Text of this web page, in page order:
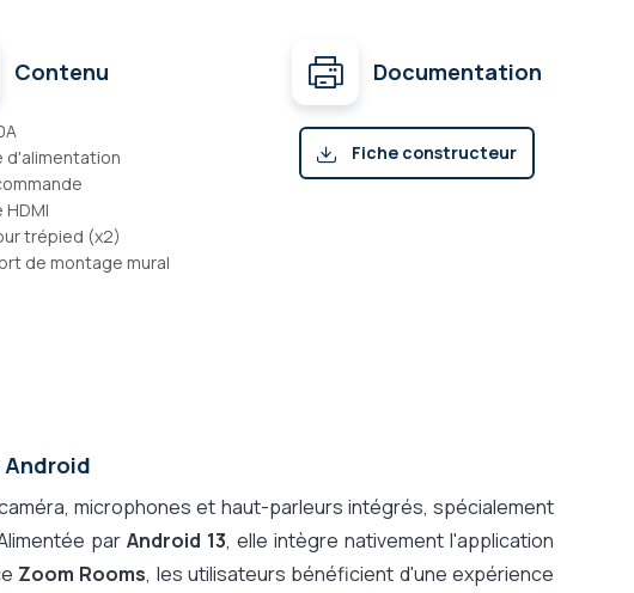
Contenu
d'alimentation
HDMI
trépied (x2)
de montage mural
Documentation
Fiche constructeur
Android
microphones et haut-parleurs intégrés, spécialement
par Android 13, elle intègre nativement l'application
Zoom Rooms, les utilisateurs bénéficient d'une expérience